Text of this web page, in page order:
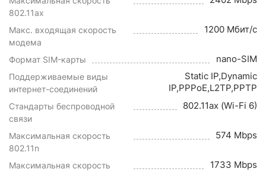
802.11ax
Макс. входящая скорость
модема
1200 Мбит/с
Формат SIM-карты nano-SIM
Поддерживаемые виды
интернет-соединений
Static IP,Dynamic
IP,PPPoE,L2TP,PPTP
Стандарты беспроводной
связи
802.11ax (Wi-Fi 6)
Максимальная скорость
802.11n
574 Mbps
Максимальная скорость
1733 Mbps